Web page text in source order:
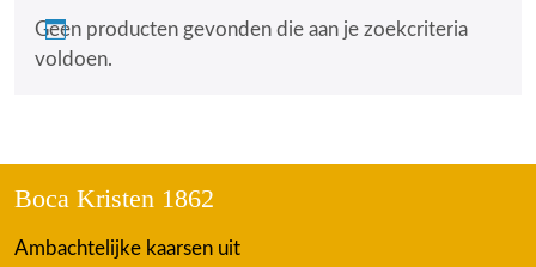
Geen producten gevonden die aan je zoekcriteria
voldoen.
Boca Kristen 1862
Ambachtelijke kaarsen uit